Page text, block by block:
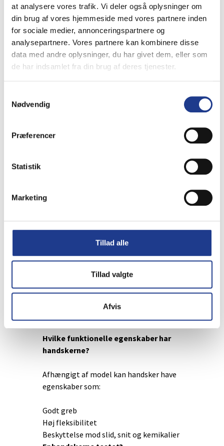
at analysere vores trafik. Vi deler også oplysninger om
din brug af vores hjemmeside med vores partnere inden
for sociale medier, annonceringspartnere og
analysepartnere. Vores partnere kan kombinere disse
data med andre oplysninger, du har givet dem, eller som
de har indsamlet fra din brug af deres tjenester.
Nødvendig
Præferencer
Statistik
Marketing
Tillad alle
Tillad valgte
Afvis
svejsehandsker.
Findes der handsker til forskellige
arbejdsopgaver?
Ja, sortimentet er udviklet til mange
industrielt arbejde.
Funktion og kvalitet
Hvad kendetegner OX-ON handsker?
Handskerne er designet til at kombinere
høj slidstyrke med komfort og god
fingerfærdighed, så arbejdet kan
Hvilke funktionelle egenskaber har
handskerne?
Afhængigt af model kan handsker have
egenskaber som:
Godt greb
Høj fleksibilitet
Beskyttelse mod slid, snit og kemikalier